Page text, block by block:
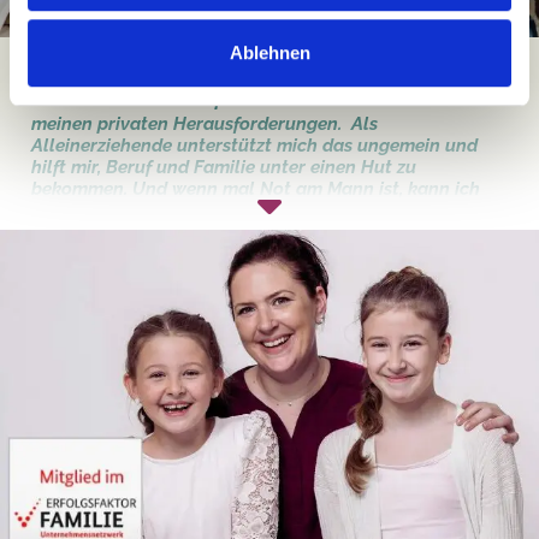
Ablehnen
Mein Team compassio lässt mich nicht allein mit
meinen privaten Herausforderungen. Als
Alleinerziehende unterstützt mich das ungemein und
hilft mir, Beruf und Familie unter einen Hut zu
bekommen. Und wenn mal Not am Mann ist, kann ich
mein Kind sogar in die Einrichtung mitbringen. Das ist
meine ganz persönliche „work-life-balance“, so habe ich
weniger Stress. Den hat man als Mama schon genug,
immer alles auf die Reihe zu bekommen, von KiTa
Natalie, Wohnbereichsleitung
Jetzt familienfreundliche Pflegejobs entdecken